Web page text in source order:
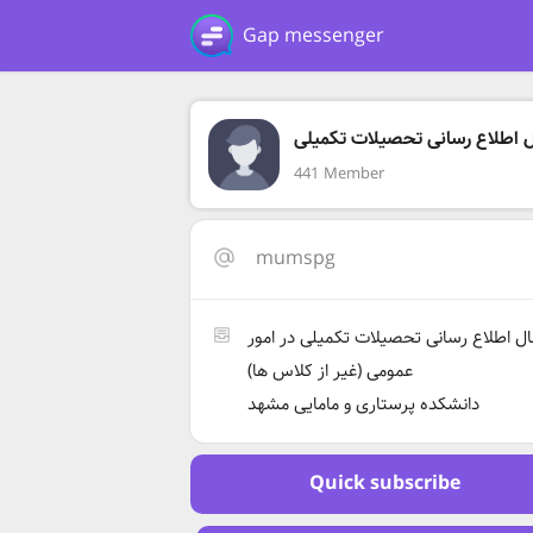
Gap messenger
اطلاع رسانی تحصیلات تکمیلی
441 Member
mumspg
اطلاع رسانی تحصیلات تکمیلی در امور
عمومی (غیر از کلاس ها)
دانشکده پرستاری و مامایی مشهد
Quick subscribe